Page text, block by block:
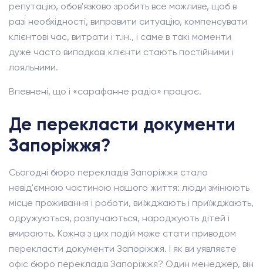
репутацію, обов'язково зробить все можливе, щоб в
разі необхідності, виправити ситуацію, компенсувати
клієнтові час, витрати і т.ін., і саме в такі моменти
дуже часто випадкові клієнти стають постійними і
лояльними.
Впевнені, що і «сарафанне радіо» працює.
Де перекласти документи
Запоріжжя?
Сьогодні бюро перекладів Запоріжжя стало
невід'ємною частиною нашого життя: люди змінюють
місце проживання і роботи, виїжджають і приїжджають,
одружуються, розлучаються, народжують дітей і
вмирають. Кожна з цих подій може стати приводом
перекласти документи Запоріжжя. І як ви уявляєте
офіс бюро перекладів Запоріжжя? Один менеджер, він